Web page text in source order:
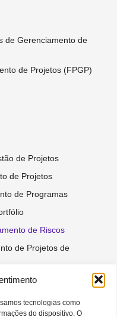
tecnologias como
do dispositivo. O
de Gerenciamento de
de Projetos (FPGP)
de Projetos
de Projetos
de Programas
de Riscos
de Projetos de
Práticas Ágeis